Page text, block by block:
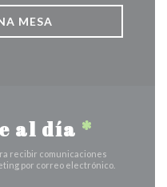
MESA
al día *
recibir comunicaciones
por correo electrónico.